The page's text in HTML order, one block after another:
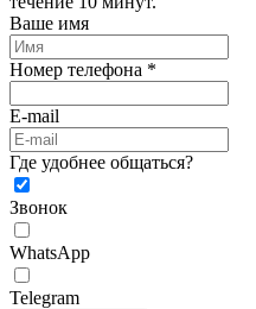
Ваше имя
Номер телефона *
E-mail
Где удобнее общаться?
Звонок
WhatsApp
Telegram